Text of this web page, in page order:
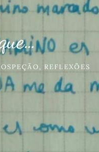
, REFLEXÕES